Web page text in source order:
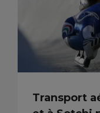
Transport